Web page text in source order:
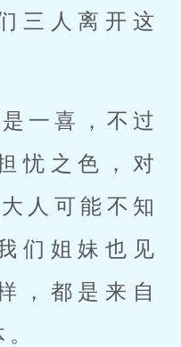
三人离开这
一喜，不过
忧之色，对
人可能不知
们姐妹也见
，都是来自